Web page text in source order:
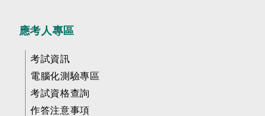
應考人專區
考試資訊
電腦化測驗專區
考試資格查詢
作答注意事項